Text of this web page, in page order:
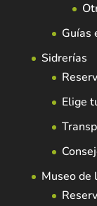
Guías
Sidrerías
Elige
Museo de